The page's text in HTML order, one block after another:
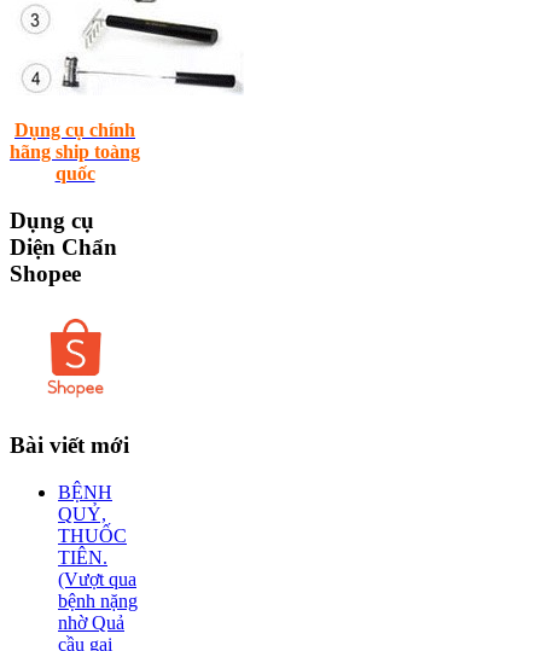
Dụng cụ chính
hãng ship toàng
quốc
Dụng cụ
Diện Chẩn
Shopee
Bài viết mới
BỆNH
QUỶ,
THUỐC
TIÊN.
(Vượt qua
bệnh nặng
nhờ Quả
cầu gai